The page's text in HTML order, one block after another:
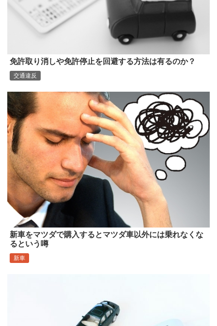
免許取り消しや免許停止を回避する方法は有るのか？
交通違反
新車をマツダで購入するとマツダ車以外には乗れなくな
るという噂
新車